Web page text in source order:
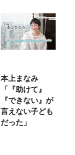
本上まなみ
「『助けて』
『できない』が
言えない子ども
だった」